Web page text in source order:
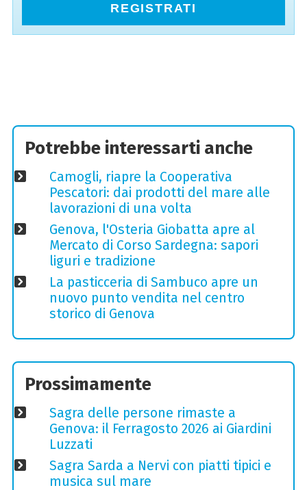
REGISTRATI
Potrebbe interessarti anche
Camogli, riapre la Cooperativa
Pescatori: dai prodotti del mare alle
lavorazioni di una volta
Genova, l'Osteria Giobatta apre al
Mercato di Corso Sardegna: sapori
liguri e tradizione
La pasticceria di Sambuco apre un
nuovo punto vendita nel centro
storico di Genova
Prossimamente
Sagra delle persone rimaste a
Genova: il Ferragosto 2026 ai Giardini
Luzzati
Sagra Sarda a Nervi con piatti tipici e
musica sul mare